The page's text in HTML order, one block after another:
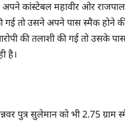
अपने कांस्टेबल महावीर ओर
तो उसने अपने पास स्मैक होने की
की तलाशी की गई तो उसके
है।
पुत्र सुलेमान को भी 2.75